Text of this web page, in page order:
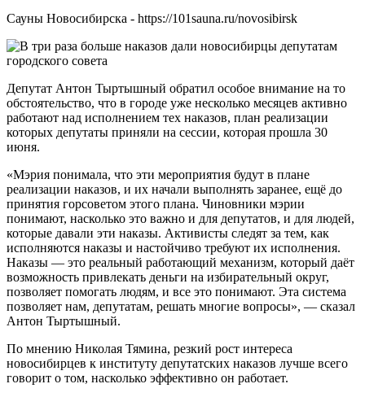
Сауны Новосибирска - https://101sauna.ru/novosibirsk
Депутат Антон Тыртышный обратил особое внимание на то
обстоятельство, что в городе уже несколько месяцев активно
работают над исполнением тех наказов, план реализации
которых депутаты приняли на сессии, которая прошла 30
июня.
«Мэрия понимала, что эти мероприятия будут в плане
реализации наказов, и их начали выполнять заранее, ещё до
принятия горсоветом этого плана. Чиновники мэрии
понимают, насколько это важно и для депутатов, и для людей,
которые давали эти наказы. Активисты следят за тем, как
исполняются наказы и настойчиво требуют их исполнения.
Наказы — это реальный работающий механизм, который даёт
возможность привлекать деньги на избирательный округ,
позволяет помогать людям, и все это понимают. Эта система
позволяет нам, депутатам, решать многие вопросы», — сказал
Антон Тыртышный.
По мнению Николая Тямина, резкий рост интереса
новосибирцев к институту депутатских наказов лучше всего
говорит о том, насколько эффективно он работает.